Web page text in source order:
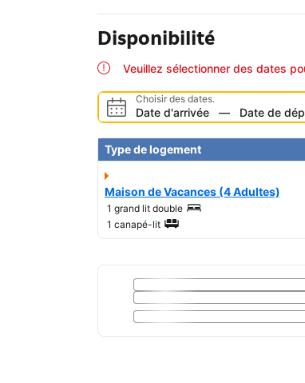
Disponibilité
Veuillez sélectionner des dates
Choisir des dates.
Date d'arrivée — Date de
Type de logement
Maison de Vacances (4 Adultes)
1 grand lit double
1 canapé-lit